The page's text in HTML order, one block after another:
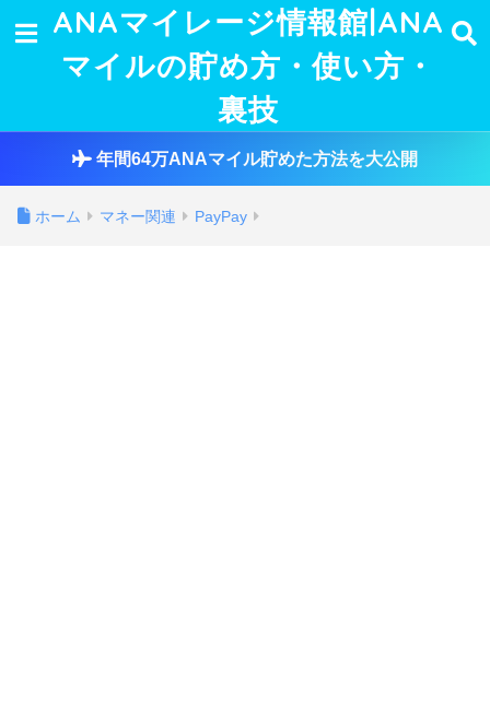
ANAマイレージ情報館|ANA
マイルの貯め方・使い方・
裏技
年間64万ANAマイル貯めた方法を大公開
ホーム マネー関連 PayPay